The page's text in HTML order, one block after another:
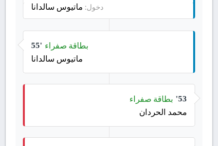
دخول: ماتيوس سالدانا
55' بطاقة صفراء
ماتيوس سالدانا
53' بطاقة صفراء
محمد الحردان